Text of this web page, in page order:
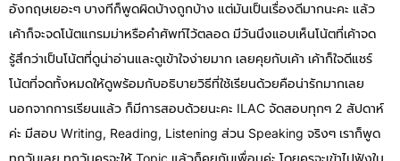
อังกฤษเยอะๆ บางทีก็พูดผิดบ้างถูกบ้าง แต่มันเป็นเรื่องดีมากนะคะ แล้ว
เค้าก็จะจดโน้ตแกรมม่าหรือคำศัพท์ไว้ตลอด มีวันนึงแอบเห็นโน้ตที่เค้าจด
รู้สึกว่าเป็นโน้ตที่ดูน่าอ่านและดูเข้าใจง่ายมาก เลยคุยกับเค้า เค้าก็ใจดีแชร์
โน้ตที่จดทั้งหมดให้ดูพร้อมกับอธิบายวิธีที่ใช้เรียนด้วยคือน่ารักมากเลย
นอกจากการเรียนแล้ว ก็มีการสอบด้วยนะคะ ILAC จัดสอบทุกๆ 2 สัปดาห์
ค่ะ มีสอบ Writing, Reading, Listening ส่วน Speaking จริงๆ เราก็พูด